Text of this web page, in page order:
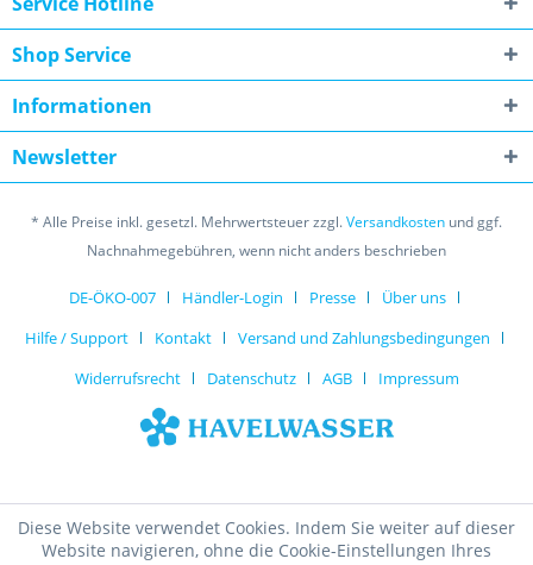
Shop Service
Informationen
Newsletter
* Alle Preise inkl. gesetzl. Mehrwertsteuer zzgl.Versandkosten und ggf.
Nachnahmegebühren, wenn nicht anders beschrieben
DE-ÖKO-007 Händler-Login Presse
Über uns
Hilfe / Support
Kontakt
Versand und Zahlungsbedingungen
Widerrufsrecht
Datenschutz AGB Impressum
Diese Website verwendet Cookies. Indem Sie weiter auf dieser
Website navigieren, ohne die Cookie-Einstellungen Ihres